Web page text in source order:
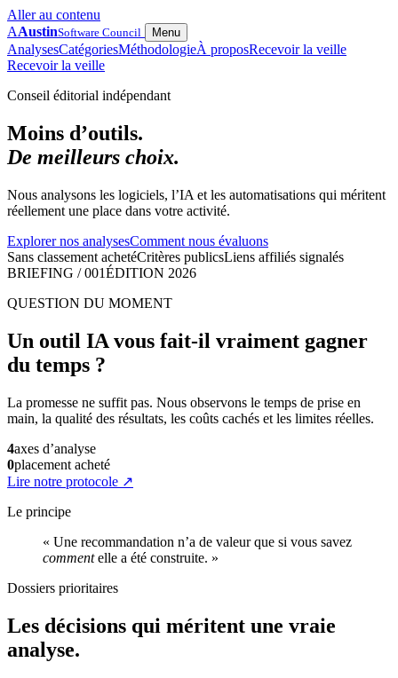
Aller au contenu
AAustinSoftware Council Menu
AnalysesCatégoriesMéthodologieÀ proposRecevoir la veille
Recevoir la veille
Conseil éditorial indépendant
Moins d’outils.
De meilleurs choix.
Nous analysons les logiciels, l’IA et les automatisations qui méritent
réellement une place dans votre activité.
Explorer nos analysesComment nous évaluons
Sans classement achetéCritères publicsLiens affiliés signalés
BRIEFING / 001ÉDITION 2026
QUESTION DU MOMENT
Un outil IA vous fait-il vraiment gagner
du temps ?
La promesse ne suffit pas. Nous observons le temps de prise en
main, la qualité des résultats, les coûts cachés et les limites réelles.
4axes d’analyse
0placement acheté
Lire notre protocole ↗
Le principe
« Une recommandation n’a de valeur que si vous savez
commentelle a été construite. »
Dossiers prioritaires
Les décisions qui méritent une vraie
analyse.